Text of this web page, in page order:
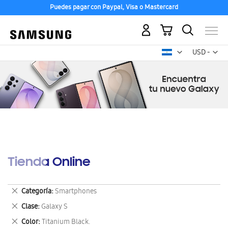
Puedes pagar con Paypal, Visa o Mastercard
USD -
dólar
Mi carrito
Tienda Online
Categoría Smartphones
Eliminar
este
artículo
Clase Galaxy S
Eliminar
este
Color Titanium Black.
Eliminar